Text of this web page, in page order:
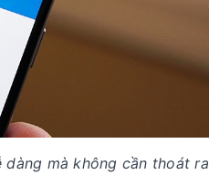
mà không cần thoát ra